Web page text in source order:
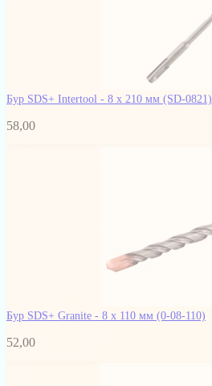
Бур SDS+ Intertool - 8 х 210 мм (SD-0821)
58,00
Бур SDS+ Granite - 8 х 110 мм (0-08-110)
52,00